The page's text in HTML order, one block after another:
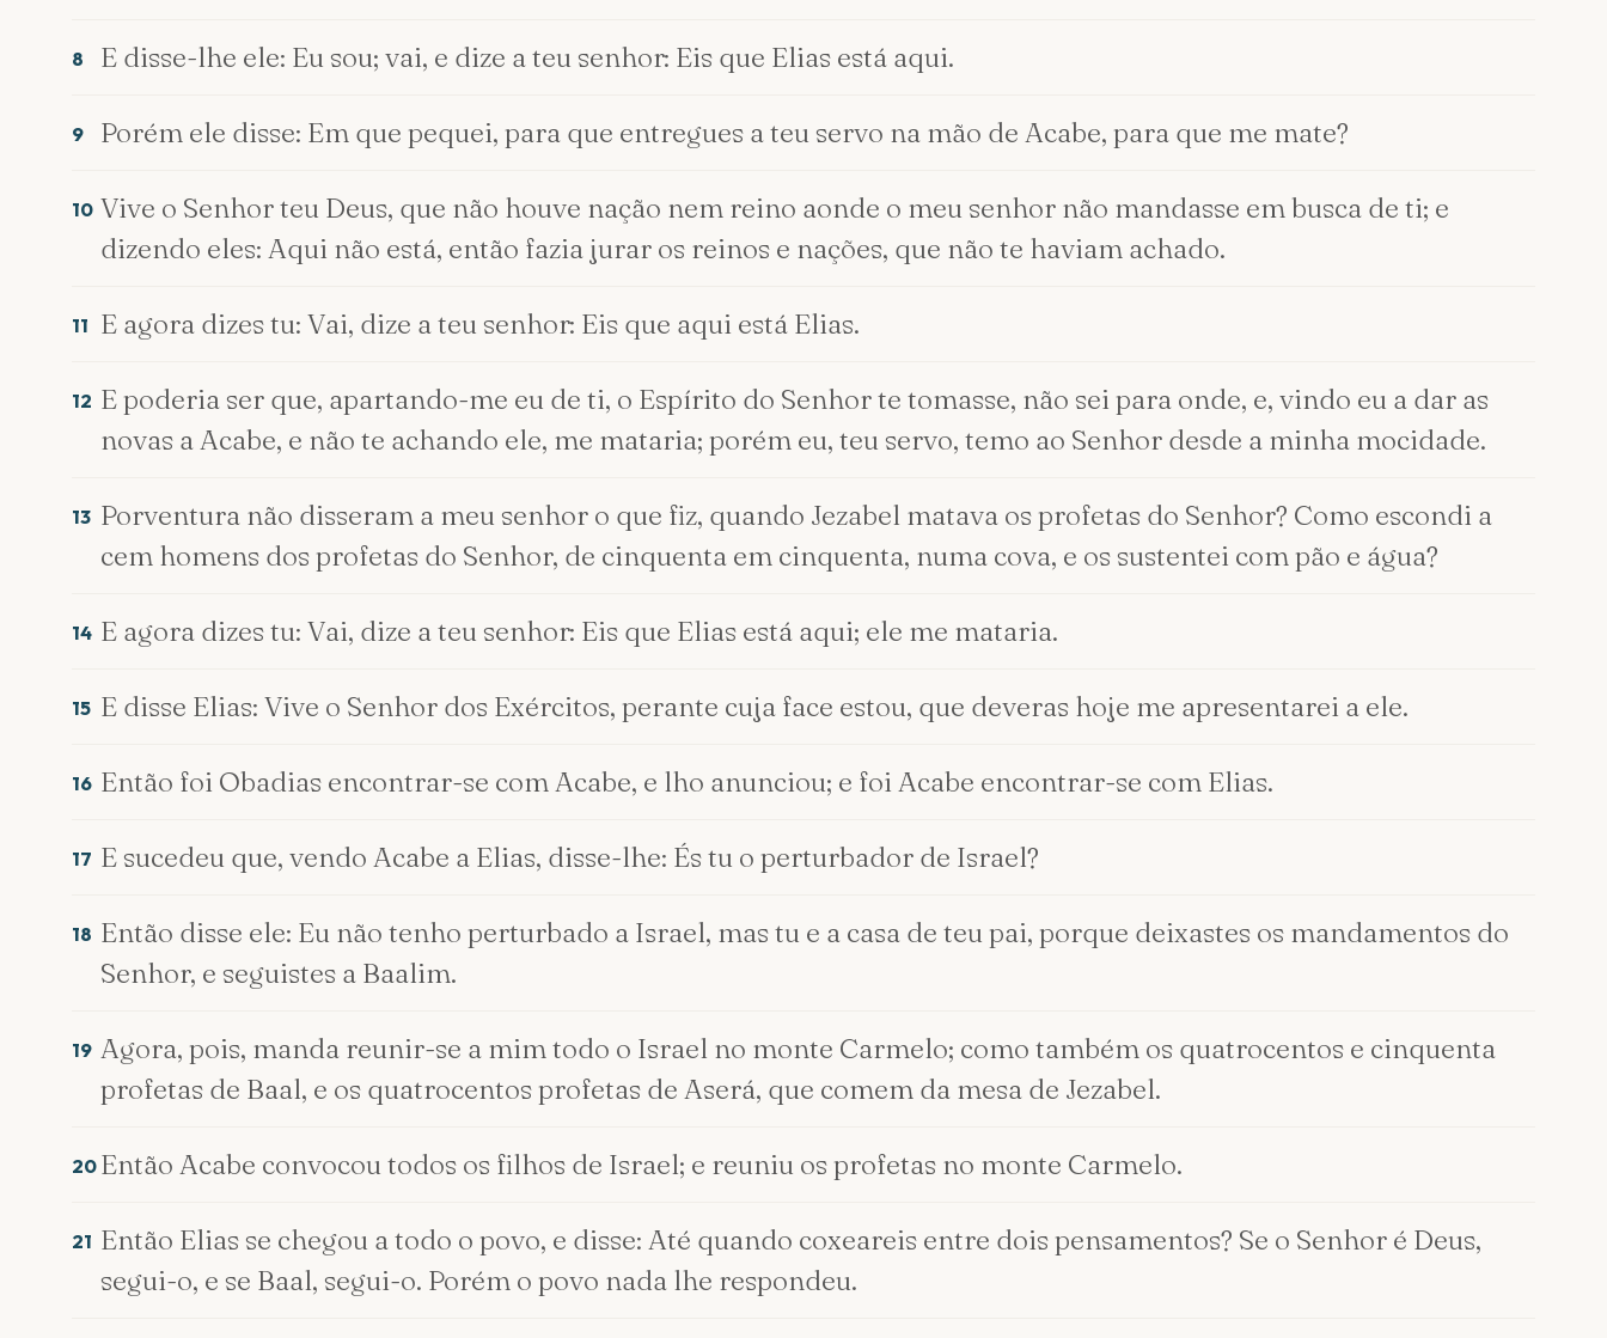
8 E disse-lhe ele: Eu sou; vai, e dize a teu senhor: Eis que Elias está aqui.
9 Porém ele disse: Em que pequei, para que entregues a teu servo na mão de Acabe, para que me mate?
10 Vive o Senhor teu Deus, que não houve nação nem reino aonde o meu senhor não mandasse em busca de ti; e
dizendo eles: Aqui não está, então fazia jurar os reinos e nações, que não te haviam achado.
11 E agora dizes tu: Vai, dize a teu senhor: Eis que aqui está Elias.
12 E poderia ser que, apartando-me eu de ti, o Espírito do Senhor te tomasse, não sei para onde, e, vindo eu a dar as
novas a Acabe, e não te achando ele, me mataria; porém eu, teu servo, temo ao Senhor desde a minha mocidade.
13 Porventura não disseram a meu senhor o que fiz, quando Jezabel matava os profetas do Senhor? Como escondi a
cem homens dos profetas do Senhor, de cinquenta em cinquenta, numa cova, e os sustentei com pão e água?
14 E agora dizes tu: Vai, dize a teu senhor: Eis que Elias está aqui; ele me mataria.
15 E disse Elias: Vive o Senhor dos Exércitos, perante cuja face estou, que deveras hoje me apresentarei a ele.
16 Então foi Obadias encontrar-se com Acabe, e lho anunciou; e foi Acabe encontrar-se com Elias.
17 E sucedeu que, vendo Acabe a Elias, disse-lhe: És tu o perturbador de Israel?
18 Então disse ele: Eu não tenho perturbado a Israel, mas tu e a casa de teu pai, porque deixastes os mandamentos do
Senhor, e seguistes a Baalim.
19 Agora, pois, manda reunir-se a mim todo o Israel no monte Carmelo; como também os quatrocentos e cinquenta
profetas de Baal, e os quatrocentos profetas de Aserá, que comem da mesa de Jezabel.
20 Então Acabe convocou todos os filhos de Israel; e reuniu os profetas no monte Carmelo.
21 Então Elias se chegou a todo o povo, e disse: Até quando coxeareis entre dois pensamentos? Se o Senhor é Deus,
segui-o, e se Baal, segui-o. Porém o povo nada lhe respondeu.